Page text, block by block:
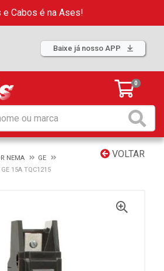
e Cabos é na Ases!
Baixe já nosso APP
0
VOLTAR
NEMA
GE
15A TQC1215